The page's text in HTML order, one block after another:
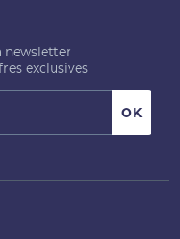
newsletter
exclusives